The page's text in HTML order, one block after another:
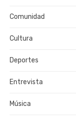
Comunidad
Cultura
Deportes
Entrevista
Música